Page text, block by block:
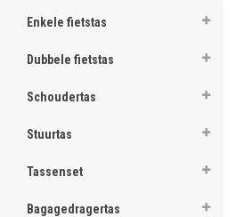
Enkele fietstas
Dubbele fietstas
Schoudertas
Stuurtas
Tassenset
Bagagedragertas